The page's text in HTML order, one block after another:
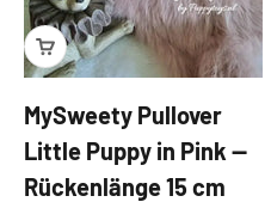
MySweety Pullover
Little Puppy in Pink —
Rückenlänge 15 cm